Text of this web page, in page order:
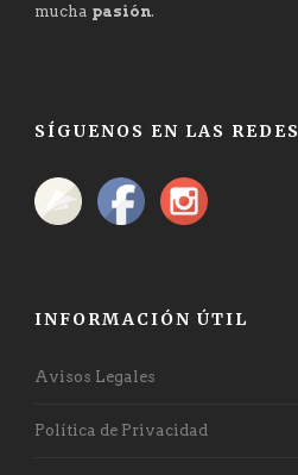
mucha pasión.
SÍGUENOS EN LAS REDES
INFORMACIÓN ÚTIL
Avisos Legales
Política de Privacidad